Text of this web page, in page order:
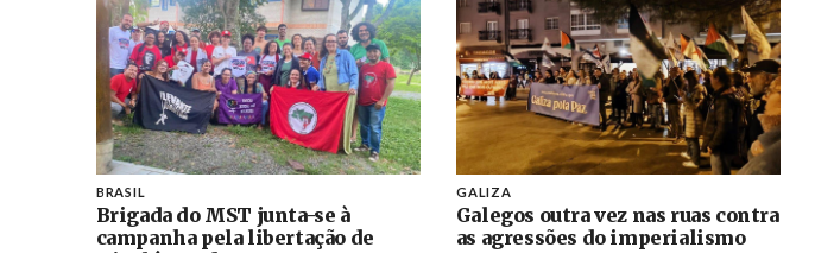
BRASIL
Brigada do MST junta-se à
campanha pela libertação de
GALIZA
Galegos outra vez nas ruas contra
as agressões do imperialismo